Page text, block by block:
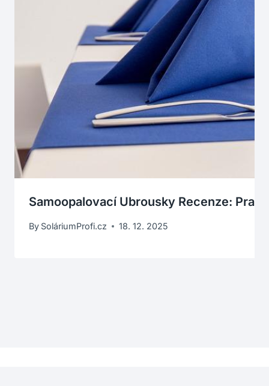
Samoopalovací Ubrousky Recenze:
By SoláriumProfi.cz 18. 12. 2025